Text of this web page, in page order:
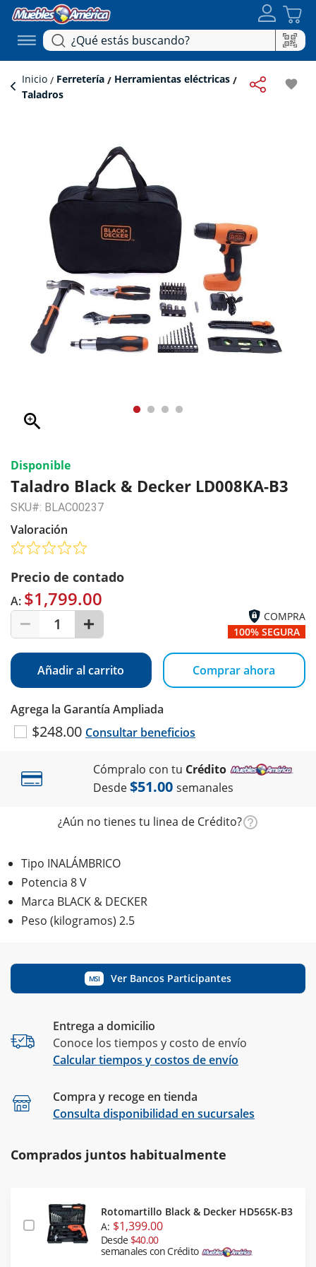
Inicio Ferretería
Herramientas eléctricas
Taladros
favorite
zoom_in
Disponible
Taladro Black & Decker LD008KA-B3
SKU#: BLAC00237
Valoración
Precio de contado
A: $1,799.00
1
COMPRA
100% SEGURA
Añadir al carrito Comprar ahora
Agrega la Garantía Ampliada
$248.00 Consultar beneficios
Cómpralo con tu Crédito
Desde$51.00 semanales
¿Aún no tienes tu linea de Crédito?
Tipo INALÁMBRICO
Potencia 8 V
Marca BLACK & DECKER
Peso (kilogramos) 2.5
MSI Ver Bancos Participantes
Entrega a domicilio
Conoce los tiempos y costo de envío
Calcular tiempos y costos de envío
Compra y recoge en tienda
Consulta disponibilidad en sucursales
Comprados juntos habitualmente
Rotomartillo Black & Decker HD565K-B3
A: $1,399.00
Desde $40.00
semanales con Crédito